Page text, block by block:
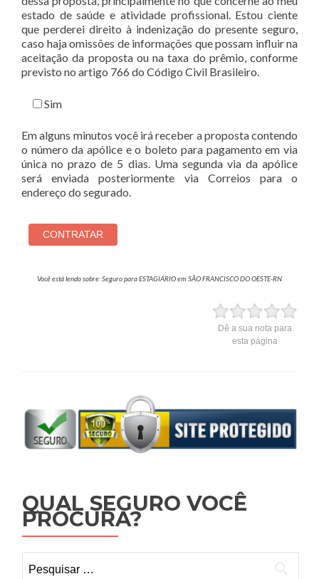
estado de saúde e atividade profissional. Estou ciente
que perderei direito à indenização do presente seguro,
caso haja omissões de informações que possam influir na
aceitação da proposta ou na taxa do prêmio, conforme
previsto no artigo 766 do Código Civil Brasileiro.
Sim
Em alguns minutos você irá receber a proposta contendo
o número da apólice e o boleto para pagamento em via
única no prazo de 5 dias. Uma segunda via da apólice
será enviada posteriormente via Correios para o
endereço do segurado.
Você está lendo sobre: Seguro para ESTAGIÁRIO em SÃO FRANCISCO DO OESTE-RN
Dê a sua nota para
esta página
QUAL SEGURO VOCÊ
PROCURA?